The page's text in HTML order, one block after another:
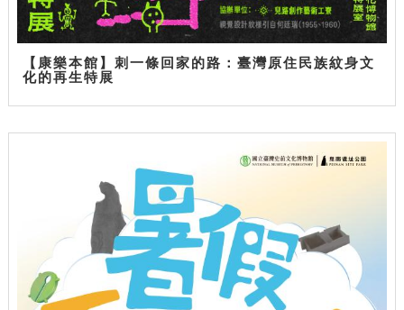
【康樂本館】刺一條回家的路：臺灣原住民族紋身文
化的再生特展